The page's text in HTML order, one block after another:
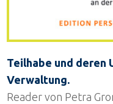
Teilhabe und deren
Verwaltung.
Reader von Petra